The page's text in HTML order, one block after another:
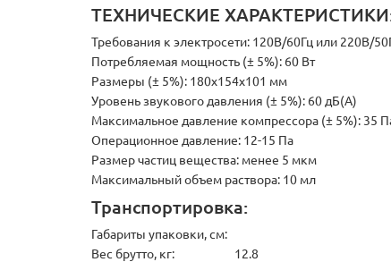
ТЕХНИЧЕСКИЕ
Требования к электросети: 120В/60Гц или 220В/
Потребляемая мощность (± 5%): 60 Вт
Размеры (± 5%): 180х154х101 мм
Уровень звукового давления (± 5%): 60 дБ(A)
Максимальное давление компрессора (± 5%): 35
Операционное давление: 12-15 Па
Размер частиц вещества: менее 5 мкм
Максимальный объем раствора: 10 мл
Транспортировка:
Габариты упаковки, см:
Вес брутто, кг:
12.8